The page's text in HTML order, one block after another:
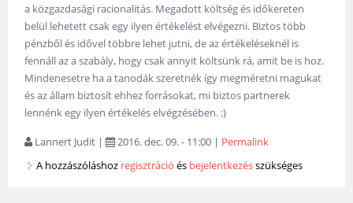
a közgazdasági racionalitás. Megadott költség és időkereten
belül lehetett csak egy ilyen értékelést elvégezni. Biztos több
pénzből és idővel többre lehet jutni, de az értékeléseknél is
fennáll az a szabály, hogy csak annyit költsünk rá, amit be is hoz.
Mindenesetre ha a tanodák szeretnék így megméretni magukat
és az állam biztosít ehhez forrásokat, mi biztos partnerek
lennénk egy ilyen értékelés elvégzésében. :)
Lannert Judit | 2016. dec. 09. - 11:00 | Permalink
A hozzászóláshoz regisztráció és bejelentkezésszükséges